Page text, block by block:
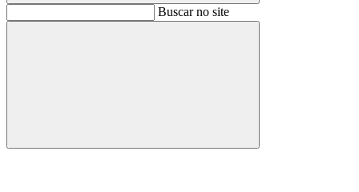
BuscarBuscar no site
Buscar